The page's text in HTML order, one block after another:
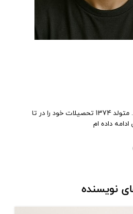
با سلام امیر ایمینای هستم . متولد 1374 تحصیلات خود را در تا
داده ام
نویسنده